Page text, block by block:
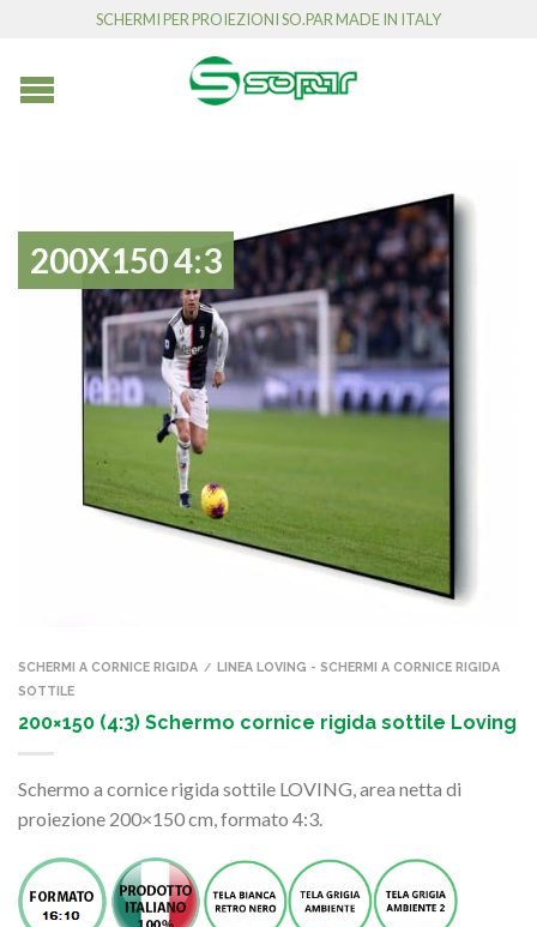
SCHERMI PER PROIEZIONI SO.PAR MADE IN ITALY
200X150 4:3
SCHERMI A CORNICE RIGIDA / LINEA LOVING - SCHERMI A CORNICE RIGIDA
SOTTILE
200×150 (4:3) Schermo cornice rigida sottile Loving
Schermo a cornice rigida sottile LOVING, area netta di
proiezione 200×150 cm, formato 4:3.